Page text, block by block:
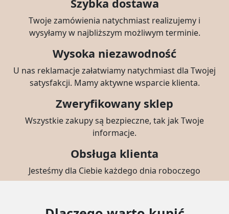
Szybka dostawa
Twoje zamówienia natychmiast realizujemy i
wysyłamy w najbliższym możliwym terminie.
Wysoka niezawodność
U nas reklamacje załatwiamy natychmiast dla Twojej
satysfakcji. Mamy aktywne wsparcie klienta.
Zweryfikowany sklep
Wszystkie zakupy są bezpieczne, tak jak Twoje
informacje.
Obsługa klienta
Jesteśmy dla Ciebie każdego dnia roboczego